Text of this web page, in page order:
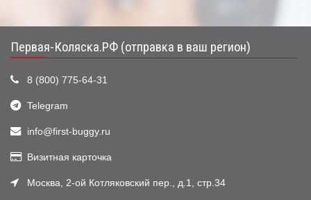
Первая-Коляска.РФ (отправка в ваш регион)
8 (800) 775-64-31
Telegram
info@first-buggy.ru
Визитная карточка
Москва, 2-ой Котляковский пер., д.1, стр.34